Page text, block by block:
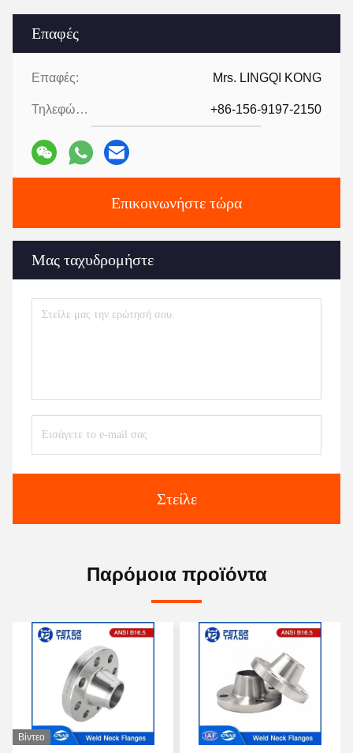
Επαφές
Επαφές: Mrs. LINGQI KONG
Τηλεφώνημα: +86-156-9197-2150
Επικοινωνήστε τώρα
Μας ταχυδρομήστε
Στείλε
Παρόμοια προϊόντα
Βίντεο